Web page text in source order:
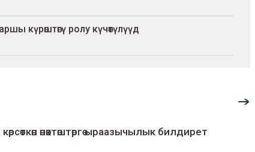
күрөштөгү ролу күчөтүлүүдө
өнөктөштөргө ыраазычылык билдирет